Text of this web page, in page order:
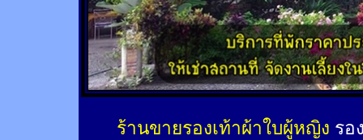
ร้านขายรองเท้าผ้าใบผู้หญิง รอ